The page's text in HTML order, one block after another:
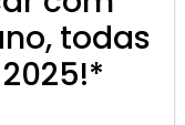
todas